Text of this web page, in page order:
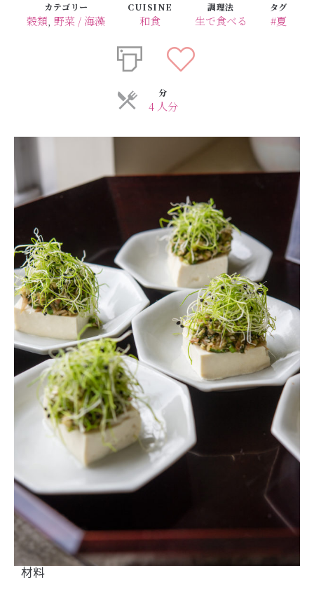
カテゴリー
穀類,野菜 / 海藻
CUISINE
和食
調理法
生で食べる
タグ
#夏
分
4 人分
材料